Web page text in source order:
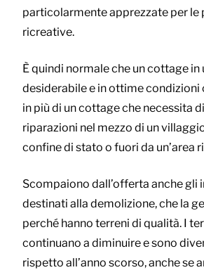
particolarmente apprezzate per le
ricreative.
È quindi normale che un cottage in
desiderabile e in ottime condizioni
in più di un cottage che necessita
riparazioni nel mezzo di un
confine di stato o fuori da un’area
Scompaiono dall’offerta anche gli
destinati alla demolizione, che la
perché hanno terreni di qualità. I
continuano a diminuire e sono
rispetto all’anno scorso, anche se